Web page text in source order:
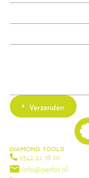
Verzenden
0342 22 18 00
info@perfor.nl